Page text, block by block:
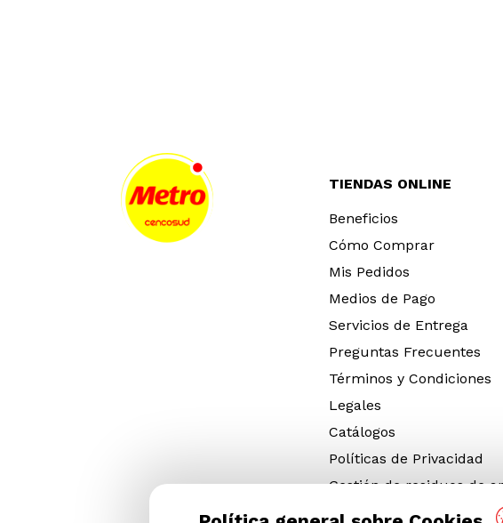
TIENDAS ONLINE
Beneficios
Cómo Comprar
Mis Pedidos
Medios de Pago
Servicios de Entrega
Preguntas Frecuentes
Términos y Condiciones
Legales
Catálogos
Políticas de Privacidad
Gestión de residuos de